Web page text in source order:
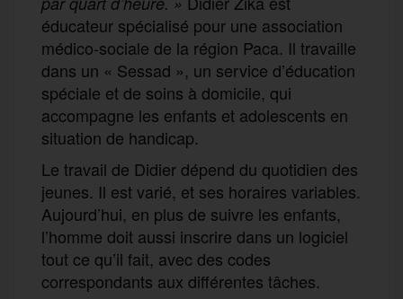
éducateur spécialisé pour une association
médico-sociale de la région Paca. Il travaille
dans un « Sessad », un service d’éducation
spéciale et de soins à domicile, qui
accompagne les enfants et adolescents en
situation de handicap.
Le travail de Didier dépend du quotidien des
jeunes. Il est varié, et ses horaires variables.
Aujourd’hui, en plus de suivre les enfants,
l’homme doit aussi inscrire dans un logiciel
tout ce qu’il fait, avec des codes
correspondants aux différentes tâches.